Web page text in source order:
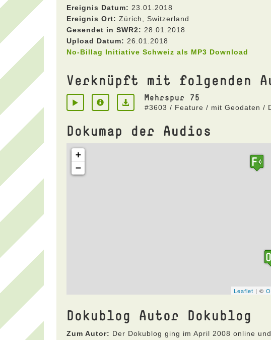
Ereignis Datum: 23.01.2018
Ereignis Ort: Zürich, Switzerland
Gesendet in SWR2: 28.01.2018
Upload Datum: 26.01.2018
No-Billag Initiative Schweiz als MP3 Download
Verknüpft mit folgenden
Mehrspur 75
#3603 / Feature / mit Geodaten /
Dokumap der Audios
Dokublog Autor Dokublog
Zum Autor: Der Dokublog ging im April 2008 online